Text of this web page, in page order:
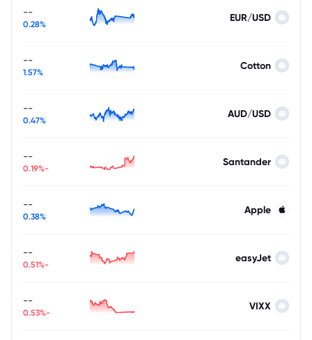
EUR/USD
--
0.28%
Cotton
--
1.57%
AUD/USD
--
0.47%
Santander
--
-0.19%
Apple
--
0.38%
easyJet
--
-0.51%
VIXX
--
-0.53%